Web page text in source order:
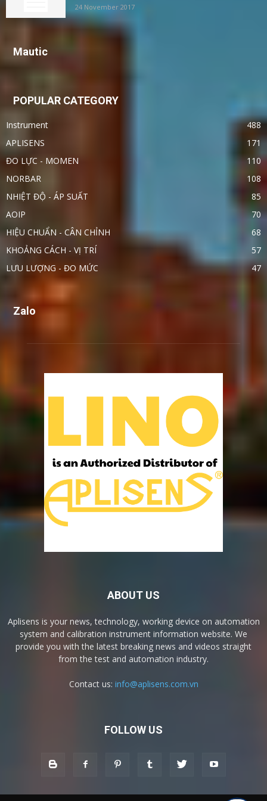
24 November 2017
Mautic
POPULAR CATEGORY
Instrument
488
APLISENS
171
ĐO LỰC - MOMEN
110
NORBAR
108
NHIỆT ĐỘ - ÁP SUẤT
85
AOIP
70
HIỆU CHUẨN - CÂN CHỈNH
68
KHOẢNG CÁCH - VỊ TRÍ
57
LƯU LƯỢNG - ĐO MỨC
47
Zalo
ABOUT US
Aplisens is your news, technology, working device on automation
system and calibration instrument information website. We
provide you with the latest breaking news and videos straight
from the test and automation industry.
Contact us: info@aplisens.com.vn
FOLLOW US